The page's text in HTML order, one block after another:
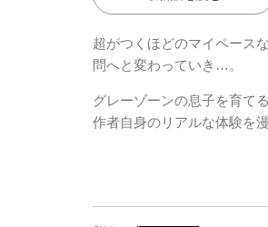
超がつくほどのマイペース
問へと変わっていき…。
グレーゾーンの息子を育て
作者自身のリアルな体験を